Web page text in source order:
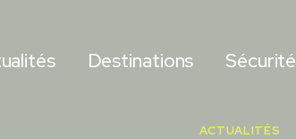
Destinations Sécurité
ACTUALITÉS